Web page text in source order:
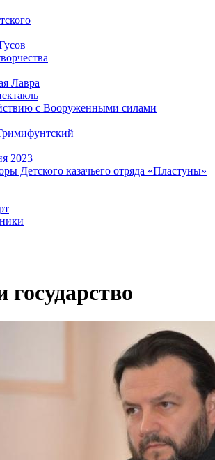
Лавра
с Вооруженными силами
2023
Детского казачьего отряда «Пластуны»
государство